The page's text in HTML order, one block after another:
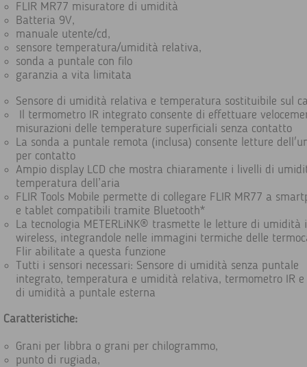
FLIR MR77 misuratore di umidità
Batteria 9V,
manuale utente/cd,
sensore temperatura/umidità relativa,
sonda a puntale con filo
garanzia a vita limitata
Sensore di umidità relativa e temperatura sostituibile sul
Il termometro IR integrato consente di effettuare
misurazioni delle temperature superficiali senza contatto
La sonda a puntale remota (inclusa) consente letture
per contatto
Ampio display LCD che mostra chiaramente i livelli di
temperatura dell’aria
FLIR Tools Mobile permette di collegare FLIR MR77 a
e tablet compatibili tramite Bluetooth*
La tecnologia METERLiNK® trasmette le letture di umidità
wireless, integrandole nelle immagini termiche delle
Flir abilitate a questa funzione
Tutti i sensori necessari: Sensore di umidità senza puntale
integrato, temperatura e umidità relativa, termometro IR e
di umidità a puntale esterna
Caratteristiche:
Grani per libbra o grani per chilogrammo,
punto di rugiada,